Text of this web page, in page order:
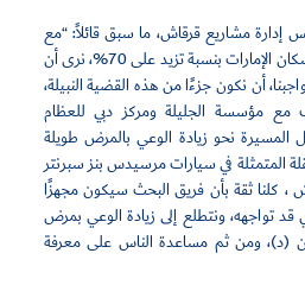
مشاريع قرقاش، ما سبق قائلاً: “مع
انتشار نقص فيتامين (د) بين سكان الإمارات بنسبة تزيد على 70%، نرى أن
أن نكون جزءًا من هذه القضية النبيلة،
مع مؤسسة الجليلة ومركز دبي للعظام
المسيرة نحو زيادة الوعي بالمرض طويلة
المتمثلة في سيارات مرسيدس بنز سبرنتر
، كلنا ثقة بأن فريق البحث سيكون مجهزًا
قد تواجهه، ونتطلع إلى زيادة الوعي بمرض
(د)، ومن ثم مساعدة الناس على معرفة